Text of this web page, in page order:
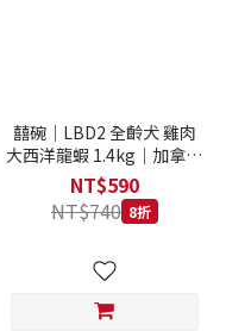
囍碗｜LBD2 全齡犬 雞肉
大西洋龍蝦 1.4kg｜加拿大
Loveabowl 天然無穀糧
1.4公斤 成犬 無穀狗飼料
NT$590
NT$740 8折